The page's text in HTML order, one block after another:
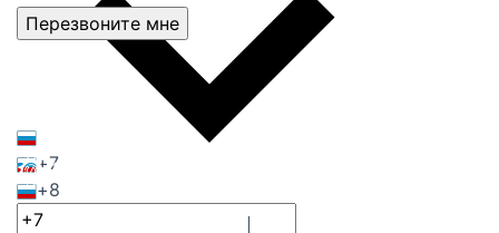
+7
+8
Перезвоните мне